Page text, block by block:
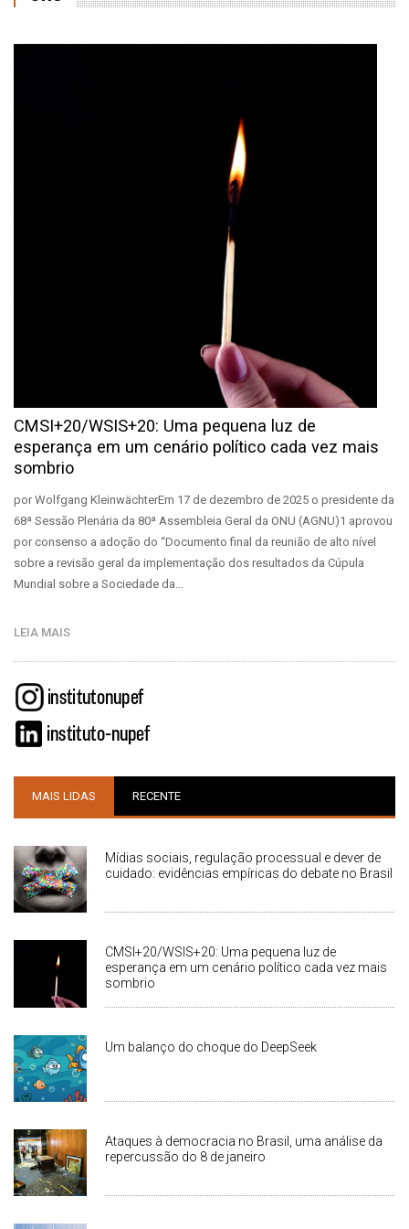
CMSI+20/WSIS+20: Uma pequena luz de
esperança em um cenário político cada vez mais
sombrio
por Wolfgang KleinwächterEm 17 de dezembro de 2025 o presidente da
68ª Sessão Plenária da 80ª Assembleia Geral da ONU (AGNU)1 aprovou
por consenso a adoção do “Documento final da reunião de alto nível
sobre a revisão geral da implementação dos resultados da Cúpula
Mundial sobre a Sociedade da…
LEIA MAIS
MAIS LIDAS RECENTE
Mídias sociais, regulação processual e dever de
cuidado: evidências empíricas do debate no Brasil
CMSI+20/WSIS+20: Uma pequena luz de
esperança em um cenário político cada vez mais
sombrio
Um balanço do choque do DeepSeek
Ataques à democracia no Brasil, uma análise da
repercussão do 8 de janeiro